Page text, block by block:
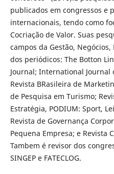
publicados em congressos e
internacionais, tendo como
Cocriação de Valor. Suas
campos da Gestão,
dos periódicos: The Botton
Journal; International Journal
Revista BRasileira de
de Pesquisa em Turismo;
Estratégia, PODIUM: Sport,
Revista de Governança
Pequena Empresa; e Revista
Tambem é revisor dos
SINGEP e FATECLOG.